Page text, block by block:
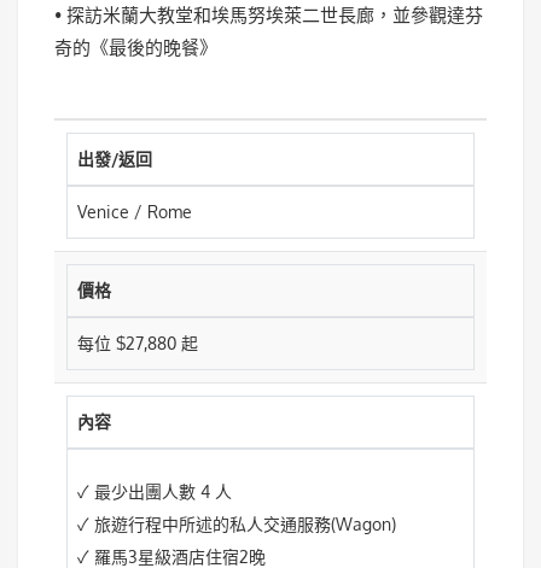
• 探訪米蘭大教堂和埃馬努埃萊二世長廊，並參觀達芬
奇的《最後的晚餐》
出發/返回
Venice / Rome
價格
每位 $27,880 起
內容
✓ 最少出團人數 4 人
✓ 旅遊行程中所述的私人交通服務(Wagon)
✓ 羅馬3星級酒店住宿2晚